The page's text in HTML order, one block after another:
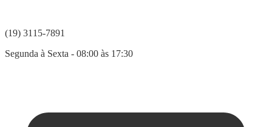
(19) 3115-7891
Segunda à Sexta - 08:00 às 17:30